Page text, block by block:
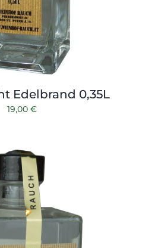
Edelbrand 0,35L
19,00 €